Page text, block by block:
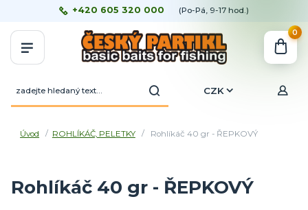
CZK
+420 605 320 000 (Po-Pá, 9-17 hod.)
0
Úvod ROHLÍKÁČ, PELETKY Rohlíkáč 40 gr - ŘEPKOVÝ
Rohlíkáč 40 gr - ŘEPKOVÝ